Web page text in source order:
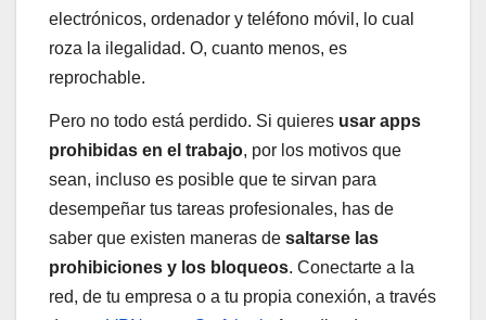
electrónicos, ordenador y teléfono móvil, lo cual
roza la ilegalidad. O, cuanto menos, es
reprochable.
Pero no todo está perdido. Si quieres usar apps
prohibidas en el trabajo, por los motivos que
sean, incluso es posible que te sirvan para
desempeñar tus tareas profesionales, has de
saber que existen maneras de saltarse las
prohibiciones y los bloqueos. Conectarte a la
red, de tu empresa o a tu propia conexión, a través